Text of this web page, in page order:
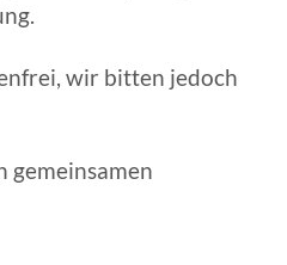
wir bitten jedoch
gemeinsamen